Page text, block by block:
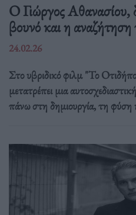
Ο Γιώργος Αθανασίου,
βουνό και η
24.02.26
Στο υβριδικό φιλμ "Το
μετατρέπει μια
πάνω στη δημιουργία, τη φύση